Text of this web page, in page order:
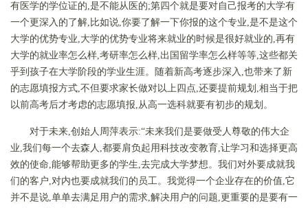
有医学的学位证的,是不能从医的;第四个就是要对自己报考的大学有
一个更深入的了解,比如说,你要了解一下你报的这个专业,是不是这个
大学的优势专业,大学的优势专业将来就业的时候是很好就业的,再有
大学的就业率怎么样,考研率怎么样,出国留学率怎么样等等,这些都关
乎到孩子在大学阶段的学业生涯。随着新高考逐步深入,也带来了新
的志愿填报方式,不但要求家长做对以上四点,还要提前规划,相当于把
以前高考后才考虑的志愿填报,从高一选科就要有初步的规划。
对于未来,创始人周萍表示:“未来我们是要做受人尊敬的伟大企
业,我们每一个去森人,都要肩负起用科技改变教育,让学习和选择更高
效的使命,能够帮助更多的学生,去完成大学梦想。我们对外要成就我
们的客户,对内也要成就我们的员工。我觉得一个企业存在的价值,它
并不是说,单单去满足用户的需求,解决用户的问题,更重要的是要有一